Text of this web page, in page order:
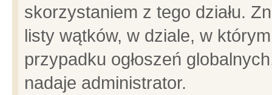
skorzystaniem z tego działu.
listy wątków, w dziale, w
przypadku ogłoszeń
nadaje administrator.